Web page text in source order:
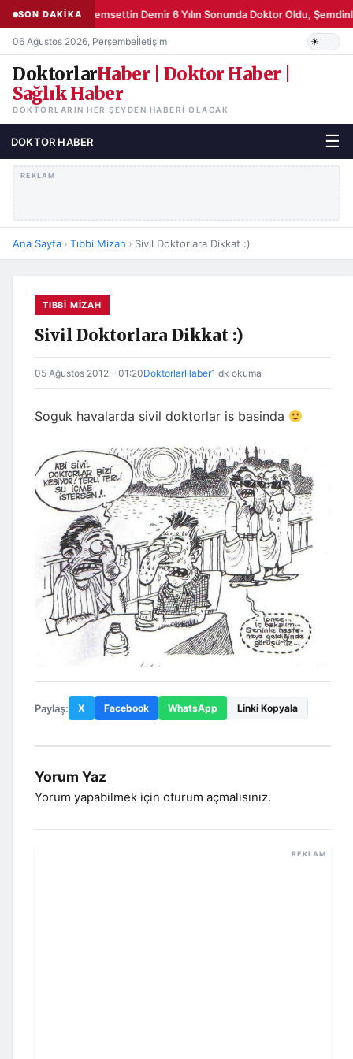
SON DAKİKA Şemsettin Demir 6 Yılın Sonunda Doktor Oldu,
06 Ağustos 2026, Perşembeİletişim
DoktorlarHaber | Doktor Haber |
Sağlık Haber
DOKTORLARIN HER ŞEYDEN HABERI OLACAK
DOKTOR HABER ☰
REKLAM
Ana Sayfa › Tıbbi Mizah › Sivil Doktorlara Dikkat :)
TIBBI MIZAH
Sivil Doktorlara Dikkat :)
05 Ağustos 2012 – 01:20DoktorlarHaber1 dk okuma
Soguk havalarda sivil doktorlar is basinda
Paylaş: X Facebook WhatsApp Linki Kopyala
Yorum Yaz
Yorum yapabilmek için oturum açmalısınız.
REKLAM